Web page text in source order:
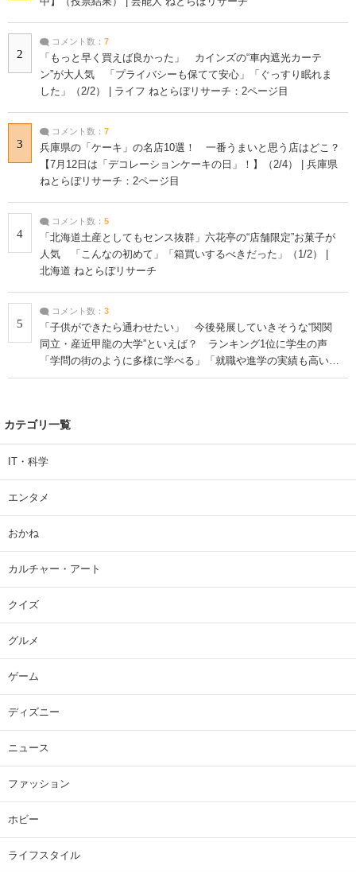
2
コメント数： 7
「もっと早く買えば良かった」 カインズの“車内遮光カーテ
ン”が大人気 「プライバシーも保てて安心」「ぐっすり眠れま
した」（2/2） | ライフ ねとらぼリサーチ：2ページ目
3
コメント数： 7
兵庫県の「ケーキ」の名店10選！ 一番うまいと思う店はどこ？
【7月12日は「デコレーションケーキの日」！】（2/4） | 兵庫県
ねとらぼリサーチ：2ページ目
4
コメント数： 5
「北海道土産としてもセンス抜群」六花亭の“店舗限定”お菓子が
人気 「こんなの初めて」「箱買いするべきだった」（1/2） |
北海道 ねとらぼリサーチ
5
コメント数： 3
「子供ができたら通わせたい」 今後発展していきそうな“関関
同立・産近甲龍の大学”といえば？ ランキング1位に学生の声
「学問の街のように多様に学べる」「就職や進学の実績も高い」
| 大学 ねとらぼリサーチ
カテゴリ一覧
IT・科学
エンタメ
おかね
カルチャー・アート
クイズ
グルメ
ゲーム
ディズニー
ニュース
ファッション
ホビー
ライフスタイル